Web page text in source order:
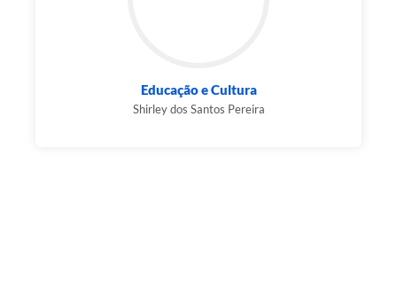
Educação e Cultura
Shirley dos Santos Pereira